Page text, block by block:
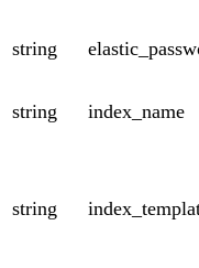
string
string index_name
string